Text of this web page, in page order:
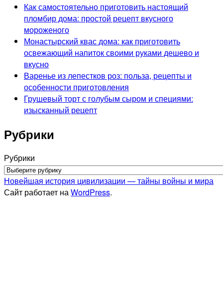
Как самостоятельно приготовить настоящий
пломбир дома: простой рецепт вкусного
мороженого
Монастырский квас дома: как приготовить
освежающий напиток своими руками дешево и
вкусно
Варенье из лепестков роз: польза, рецепты и
особенности приготовления
Грушевый торт с голубым сыром и специями:
изысканный рецепт
Рубрики
Рубрики
Новейшая история цивилизации — тайны войны и мира
Сайт работает наWordPress.